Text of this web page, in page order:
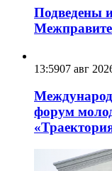
Подведены
13:5907 авг
форум